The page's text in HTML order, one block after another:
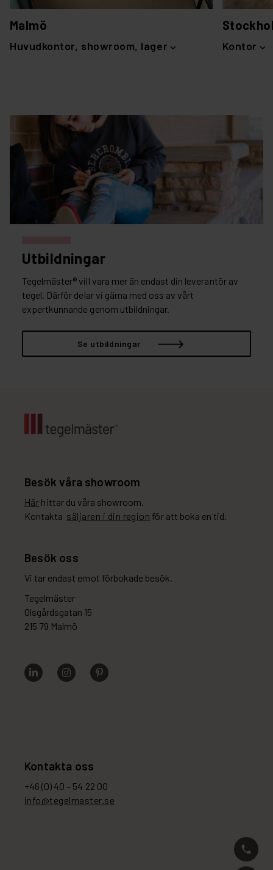
Malmö
Huvudkontor, showroom, lager Kontor
Utbildningar
Tegelmäster® vill vara mer än endast din leverantör av
tegel. Därför delar vi gärna med oss av vårt
expertkunnande genom utbildningar.
Se utbildningar
Kontakta oss
+46 (0) 40 – 54 22 00
info@tegelmaster.se
Besök våra showroom
Här hittar du våra showroom.
Kontakta säljaren i din region för att boka en tid.
Besök oss
Vi tar endast emot förbokade besök.
Tegelmäster
Olsgårdsgatan 15
215 79 Malmö
phone